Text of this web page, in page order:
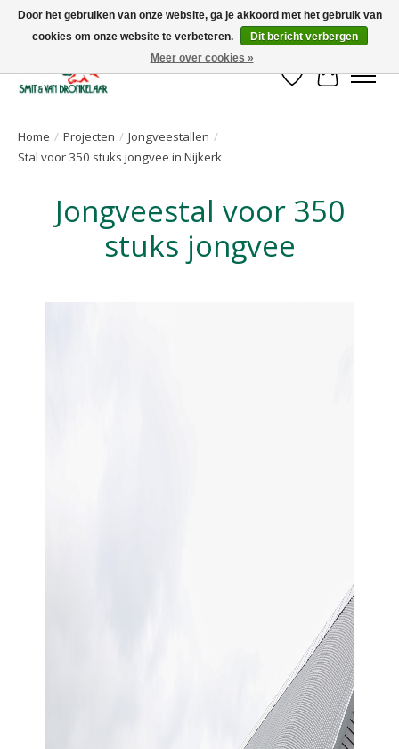
Uw leverancier voor stalinrichtingen en het opruwen van betonvloeren!
Verlanglijst
Home / Projecten / Jongveestallen /
Stal voor 350 stuks jongvee in Nijkerk
Jongveestal voor 350
stuks jongvee
Door het gebruiken van onze website, ga je akkoord met het gebruik van
cookies om onze website te verbeteren.
Dit bericht verbergen
Meer over cookies »